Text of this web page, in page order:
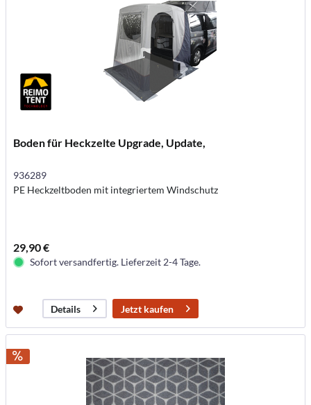
Boden für Heckzelte Upgrade, Update,
936289
PE Heckzeltboden mit integriertem Windschutz
29,90 €
Sofort versandfertig. Lieferzeit 2-4 Tage.
Details Jetzt kaufen